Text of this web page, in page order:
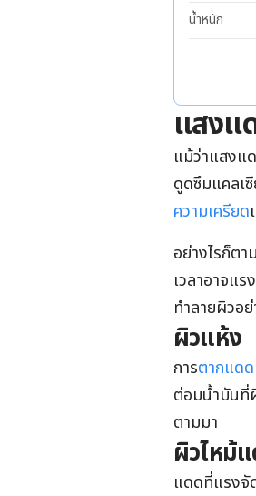
น้ำหนัก
แสงแ
แม้ว่าแสงแ
ดูดซึมแคลเ
ความเครียด
อย่างไรก็ต
เวลาอาจแ
ทำลายผิวอ
ผิวแห้ง
การตากแดด
ต่อมน้ำมันที่
ตามมา
ผิวไหม้
แดดที่แรงจั